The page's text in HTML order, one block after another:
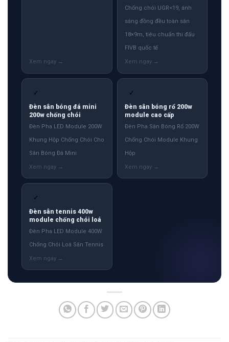
Chống chói UGR<19, ánh
sáng đồng đều toàn sân
18×9m, tiêu chuẩn thi đấu
FIVB quốc tế
✓
Đèn sân bóng đá mini
200w chống chói
Đèn Pha LED Module 200W
Khung Hộp Chống Chói Cho
Sân Bóng Đá Mini
✓
Đèn sân bóng rổ 200w
module cao cấp
Đèn Pha Sân Bóng Rổ 200W
Chống Chói Module Khung
Hộp
✓
Đèn sân tennis 400w
module chống chói loá
Đèn Pha LED Module 400W
Chống Chói Loá Sân Tennis